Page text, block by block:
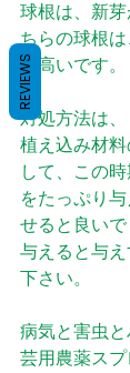
球根は、新
ちらの球根
が高いです。
対処方法は、
植え込み材料
して、この
をたっぷり
せると良い
与えると与
下さい。
病気と害虫
芸用農薬ス
REVIEWS